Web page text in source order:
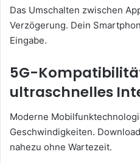
Das Umschalten zwischen
Verzögerung. Dein
Eingabe.
5G-
ultraschnelles
Moderne
Geschwindigkeiten.
nahezu ohne Wartezeit.